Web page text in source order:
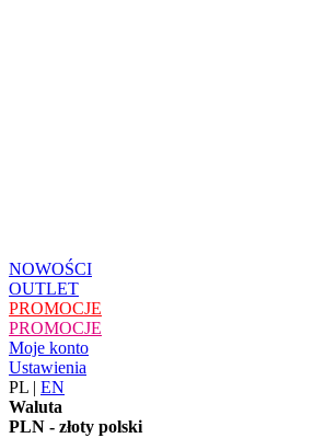
NOWOŚCI
OUTLET
PROMOCJE
PROMOCJE
Moje konto
Ustawienia
PL | EN
Waluta
PLN - złoty polski